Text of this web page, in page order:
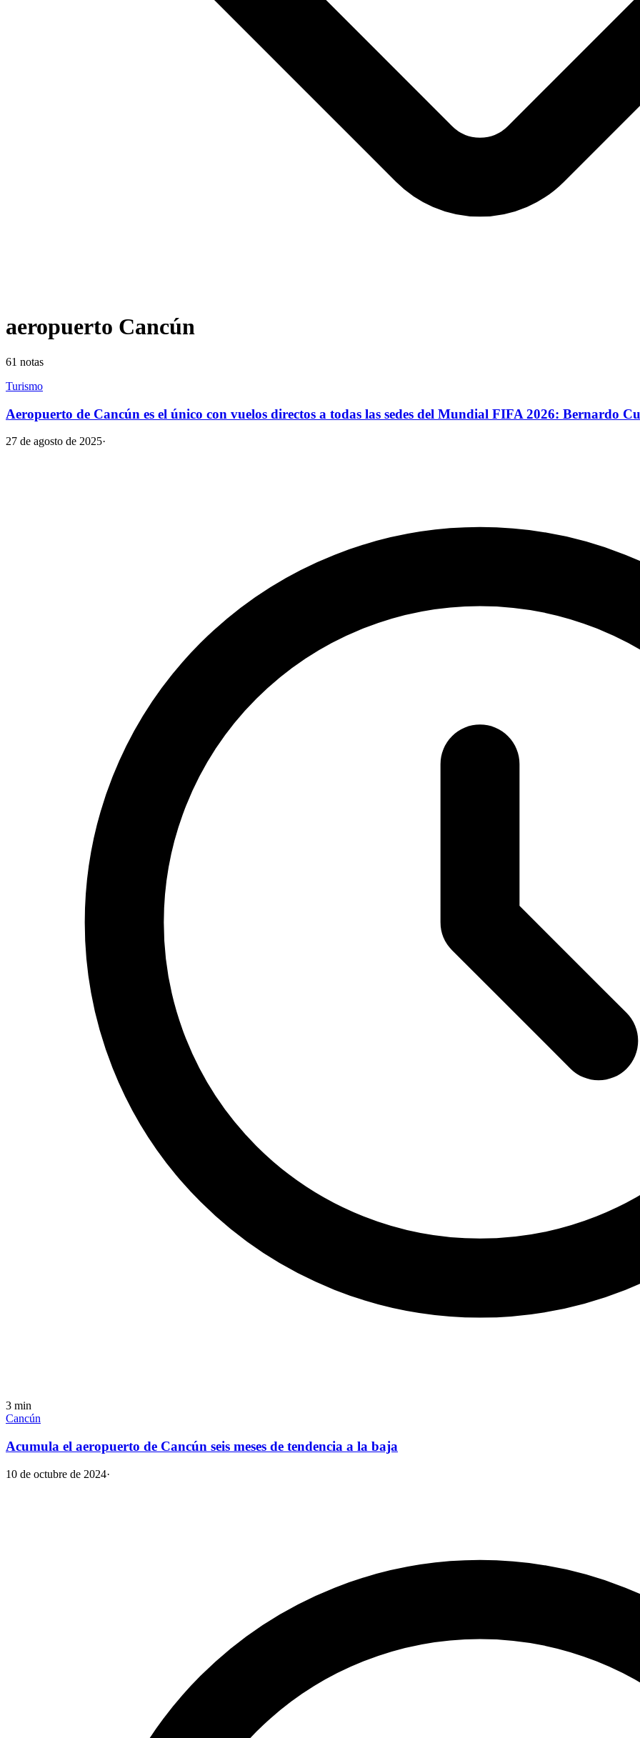
aeropuerto Cancún
61 notas
Turismo
Aeropuerto de Cancún es el único con vuelos directos a todas las sedes del Mundial FIFA 2026: Bernardo
27 de agosto de 2025·
3 min
Cancún
Acumula el aeropuerto de Cancún seis meses de tendencia a la baja
10 de octubre de 2024·